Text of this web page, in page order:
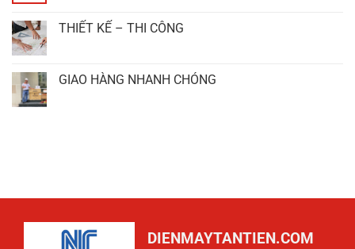
THIẾT KẾ – THI CÔNG
GIAO HÀNG NHANH CHÓNG
DIENMAYTANTIEN.COM